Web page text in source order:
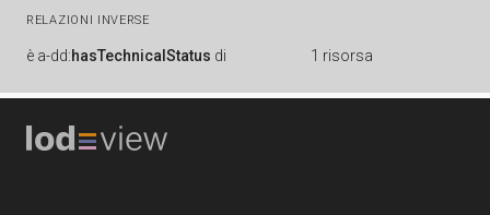
RELAZIONI INVERSE
è a-dd:hasTechnicalStatus di 1 risorsa